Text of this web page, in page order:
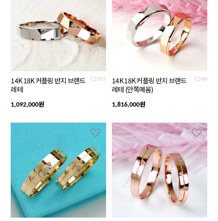
213
14K 18K 커플링 반지 브랜드
레테
1,092,000원
80
14K 18K 커플링 반지 브랜드
레테 (안쪽메움)
1,816,000원